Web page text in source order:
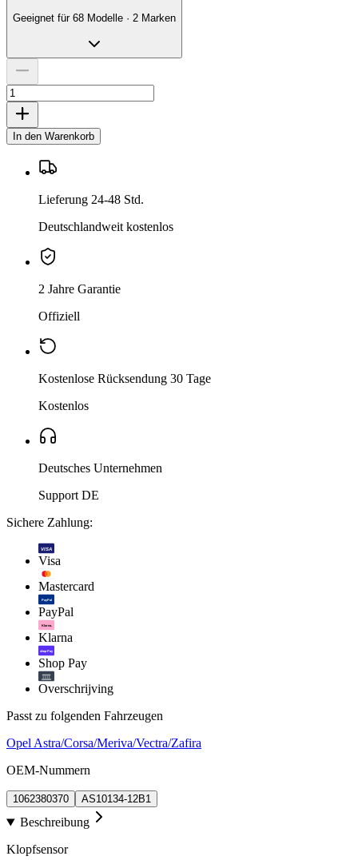
Geeignet für 68 Modelle · 2 Marken
In den Warenkorb
Lieferung 24-48 Std.
Deutschlandweit kostenlos
2 Jahre Garantie
Offiziell
Kostenlose Rücksendung 30 Tage
Kostenlos
Deutsches Unternehmen
Support DE
Sichere Zahlung:
VISA
Visa
Mastercard
PayPal
PayPal
Klarna.
Klarna
shop Pay
Shop Pay
Overschrijving
Passt zu folgenden Fahrzeugen
Opel Astra/Corsa/Meriva/Vectra/Zafira
OEM-Nummern
1062380370 AS10134-12B1
Beschreibung
Klopfsensor